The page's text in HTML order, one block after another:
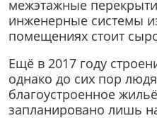
межэтажные
инженерные системы
помещениях стоит
Ещё в 2017 году
однако до сих пор
благоустроенное
запланировано лишь